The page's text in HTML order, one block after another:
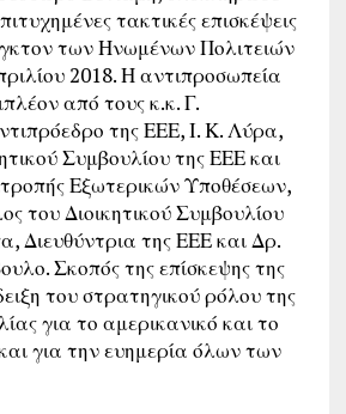
τακτικές επισκέψεις
των Ηνωμένων Πολιτειών
2018. Η αντιπροσωπεία
από τους κ.κ. Γ.
της ΕΕΕ, Ι. Κ. Λύρα,
Συμβουλίου της ΕΕΕ και
Εξωτερικών Υποθέσεων,
του Διοικητικού Συμβουλίου
Διευθύντρια της ΕΕΕ και Δρ.
Σκοπός της επίσκεψης της
του στρατηγικού ρόλου της
για το αμερικανικό και το
για την ευημερία όλων των